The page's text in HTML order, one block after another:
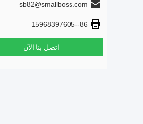
sb82@smallboss.com
86--15968397605
اتصل بنا الآن